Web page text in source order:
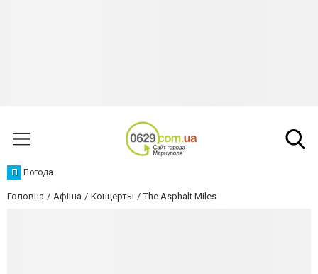
П Погода
Головна Афіша Концерты The Asphalt Miles